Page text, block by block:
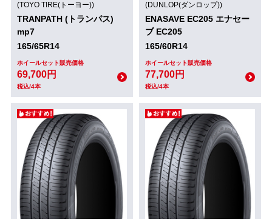
(TOYO TIRE(トーヨー))
TRANPATH (トランパス)
mp7
165/65R14
ホイールセット販売価格
69,700円
税込/4本
(DUNLOP(ダンロップ))
ENASAVE EC205 エナセー
ブ EC205
165/60R14
ホイールセット販売価格
77,700円
税込/4本